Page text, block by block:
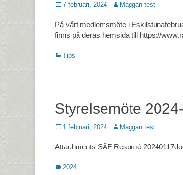
Postades
7 februari, 2024 Författare
Maggan test
På vårt medlemsmöte i
finns på deras hemsida till https://
Kategorier
Tips
Styrelsemöte
Postades
1 februari, 2024 Författare
Maggan test
Attachments SÅF Resumé
Kategorier
2024